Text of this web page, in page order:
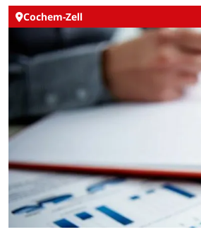
Cochem-Zell